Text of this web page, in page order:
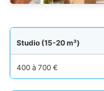
Studio (15-20 m³)
400 à 700 €